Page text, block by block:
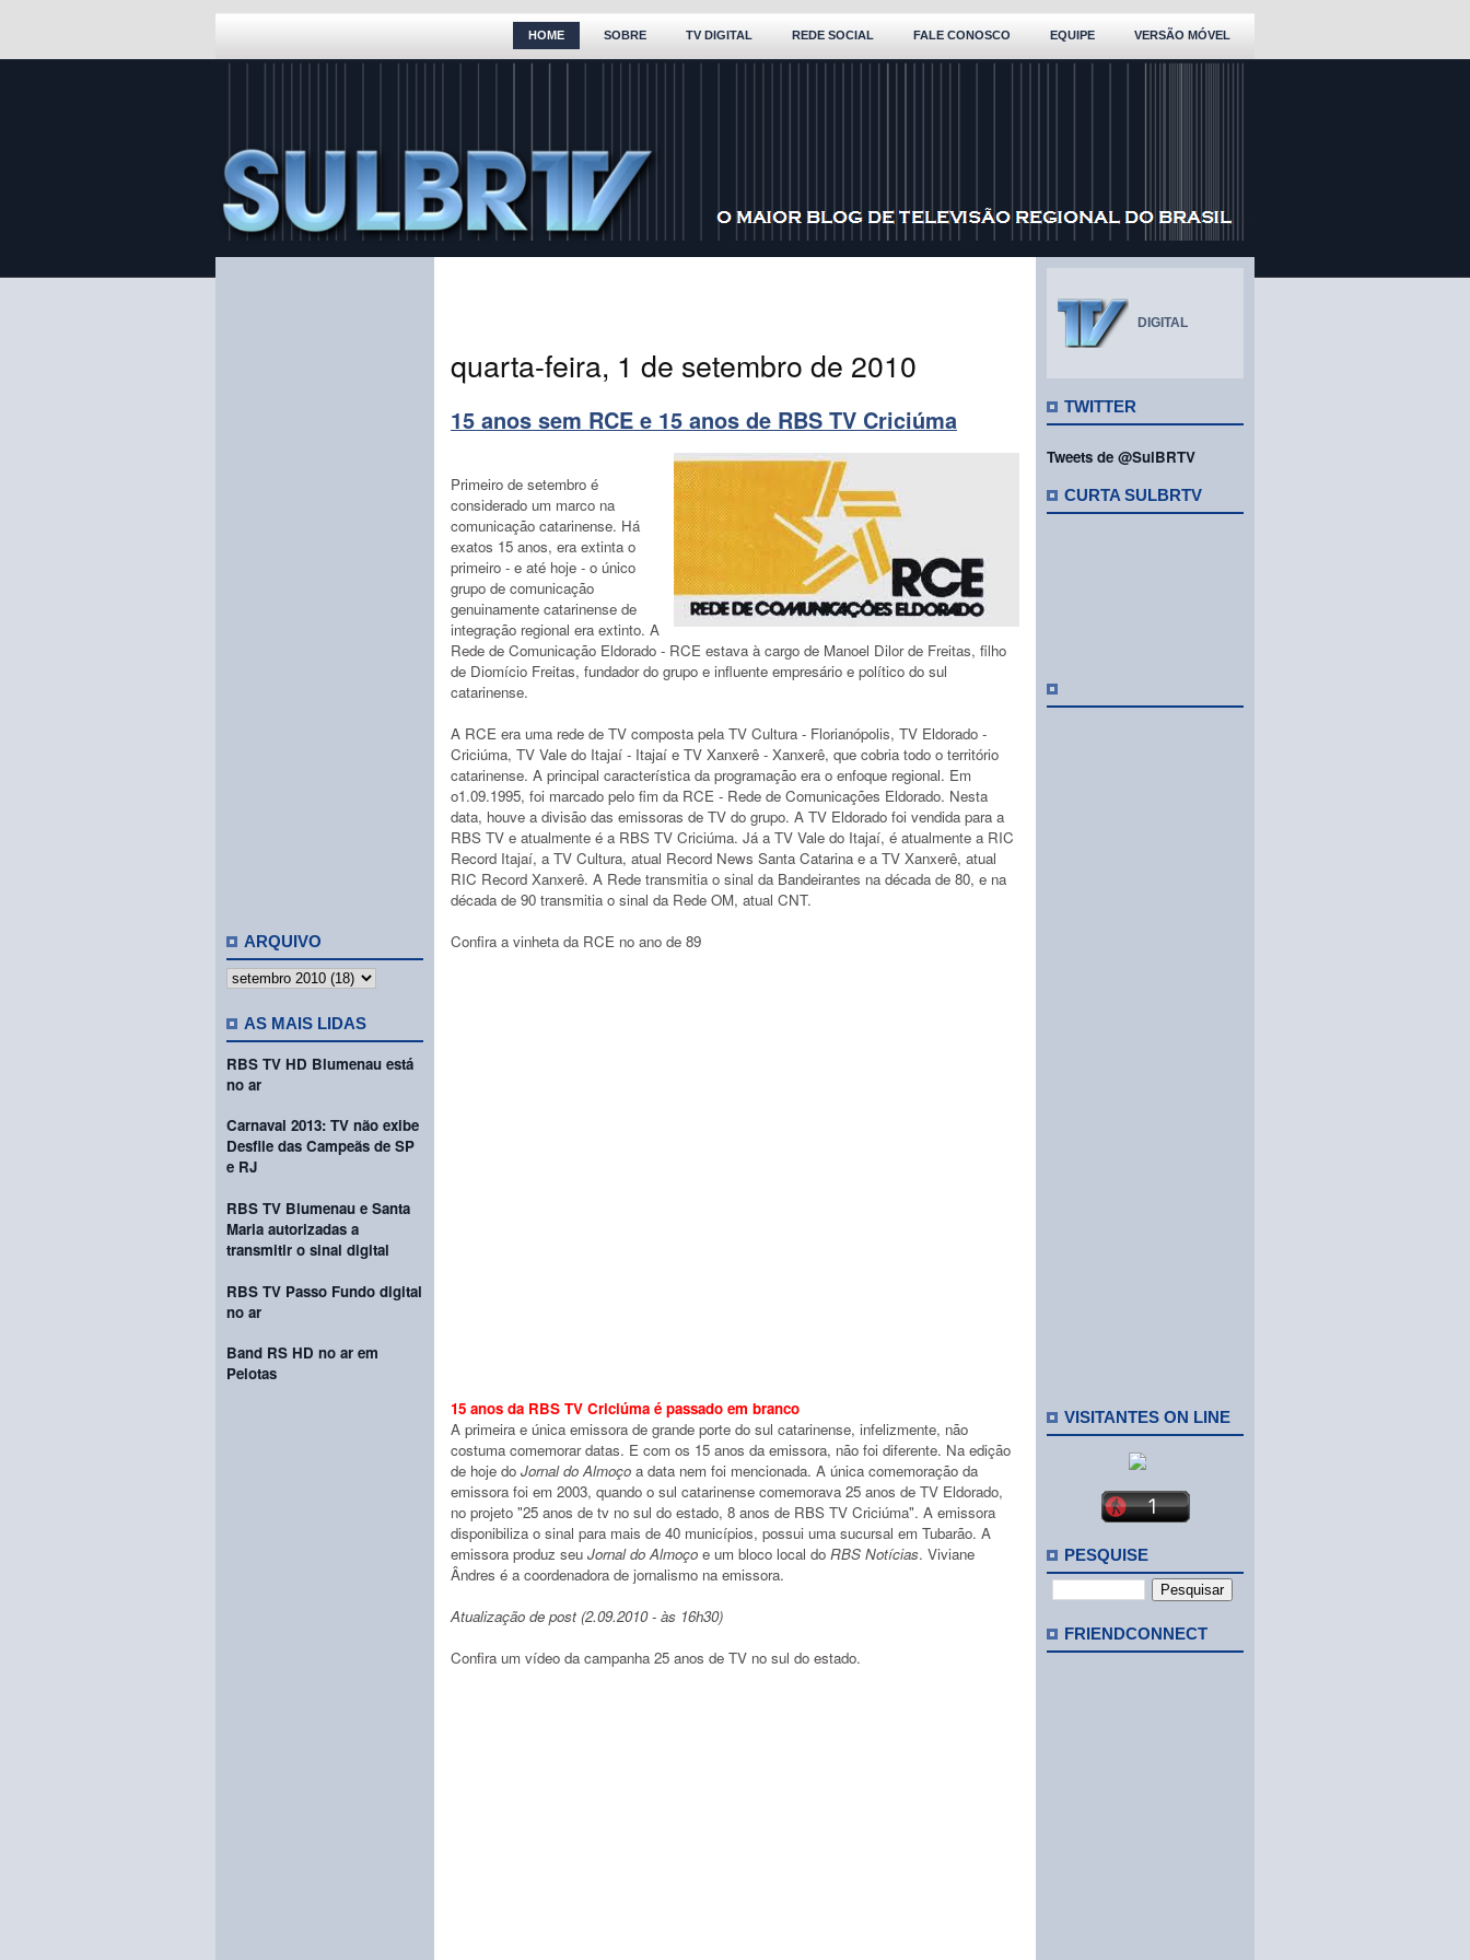
HOME SOBRE TV DIGITAL REDE SOCIAL FALE CONOSCO EQUIPE VERSÃO MÓVEL
ARQUIVO
AS MAIS LIDAS
RBS TV HD Blumenau está
no ar
Carnaval 2013: TV não exibe
Desfile das Campeãs de SP
e RJ
RBS TV Blumenau e Santa
Maria autorizadas a
transmitir o sinal digital
RBS TV Passo Fundo digital
no ar
Band RS HD no ar em
Pelotas
quarta-feira, 1 de setembro de 2010
15 anos sem RCE e 15 anos de RBS TV Criciúma
Primeiro de setembro é
considerado um marco na
comunicação catarinense. Há
exatos 15 anos, era extinta o
primeiro - e até hoje - o único
grupo de comunicação
genuinamente catarinense de
integração regional era extinto. A
Rede de Comunicação Eldorado - RCE estava à cargo de Manoel Dilor de Freitas, filho
de Diomício Freitas, fundador do grupo e influente empresário e político do sul
catarinense.
A RCE era uma rede de TV composta pela TV Cultura - Florianópolis, TV Eldorado -
Criciúma, TV Vale do Itajaí - Itajaí e TV Xanxerê - Xanxerê, que cobria todo o território
catarinense. A principal característica da programação era o enfoque regional. Em
o1.09.1995, foi marcado pelo fim da RCE - Rede de Comunicações Eldorado. Nesta
data, houve a divisão das emissoras de TV do grupo. A TV Eldorado foi vendida para a
RBS TV e atualmente é a RBS TV Criciúma. Já a TV Vale do Itajaí, é atualmente a RIC
Record Itajaí, a TV Cultura, atual Record News Santa Catarina e a TV Xanxerê, atual
RIC Record Xanxerê. A Rede transmitia o sinal da Bandeirantes na década de 80, e na
década de 90 transmitia o sinal da Rede OM, atual CNT.
Confira a vinheta da RCE no ano de 89
15 anos da RBS TV Criciúma é passado em branco
A primeira e única emissora de grande porte do sul catarinense, infelizmente, não
costuma comemorar datas. E com os 15 anos da emissora, não foi diferente. Na edição
de hoje do Jornal do Almoço a data nem foi mencionada. A única comemoração da
emissora foi em 2003, quando o sul catarinense comemorava 25 anos de TV Eldorado,
no projeto "25 anos de tv no sul do estado, 8 anos de RBS TV Criciúma". A emissora
disponibiliza o sinal para mais de 40 municípios, possui uma sucursal em Tubarão. A
emissora produz seu Jornal do Almoço e um bloco local do RBS Notícias. Viviane
Ândres é a coordenadora de jornalismo na emissora.
Atualização de post (2.09.2010 - às 16h30)
Confira um vídeo da campanha 25 anos de TV no sul do estado.
DIGITAL
TWITTER
Tweets de @SulBRTV
CURTA SULBRTV
VISITANTES ON LINE
PESQUISE
FRIENDCONNECT